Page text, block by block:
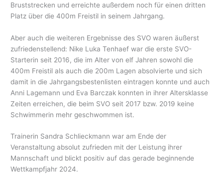
Bruststrecken und erreichte außerdem noch für einen dritten
Platz über die 400m Freistil in seinem Jahrgang.
Aber auch die weiteren Ergebnisse des SVO waren äußerst
zufriedenstellend: Nike Luka Tenhaef war die erste SVO-
Starterin seit 2016, die im Alter von elf Jahren sowohl die
400m Freistil als auch die 200m Lagen absolvierte und sich
damit in die Jahrgangsbestenlisten eintragen konnte und auch
Anni Lagemann und Eva Barczak konnten in ihrer Altersklasse
Zeiten erreichen, die beim SVO seit 2017 bzw. 2019 keine
Schwimmerin mehr geschwommen ist.
Trainerin Sandra Schlieckmann war am Ende der
Veranstaltung absolut zufrieden mit der Leistung ihrer
Mannschaft und blickt positiv auf das gerade beginnende
Wettkampfjahr 2024.